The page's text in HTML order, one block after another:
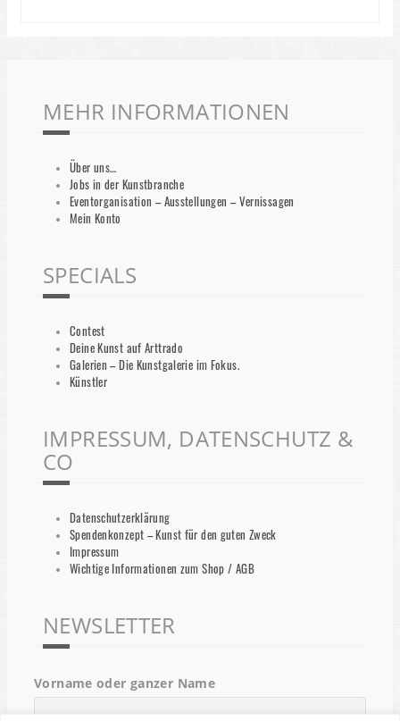
MEHR INFORMATIONEN
Über uns…
Jobs in der Kunstbranche
Eventorganisation – Ausstellungen – Vernissagen
Mein Konto
SPECIALS
Contest
Deine Kunst auf Arttrado
Galerien – Die Kunstgalerie im Fokus.
Künstler
IMPRESSUM, DATENSCHUTZ &
CO
Datenschutzerklärung
Spendenkonzept – Kunst für den guten Zweck
Impressum
Wichtige Informationen zum Shop / AGB
NEWSLETTER
Vorname oder ganzer Name